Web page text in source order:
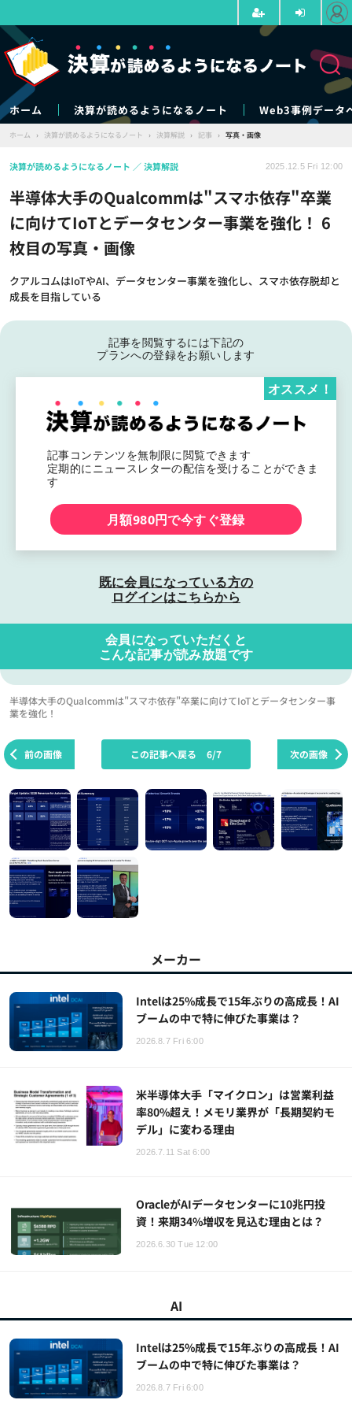
ホーム 決算が読めるようになるノート Web3事例データ
ホーム › 決算が読めるようになるノート › 決算解説 › 記事 › 写真・画像
半導体大手のQualcommは"スマホ依存"卒業
に向けてIoTとデータセンター事業を強化！ 6
枚目の写真・画像
クアルコムはIoTやAI、データセンター事業を強化し、スマホ依存脱却と
成長を目指している
決算が読めるようになるノート 決算解説 2025.12.5 Fri 12:00
記事を閲覧するには下記の
プランへの登録をお願いします
記事コンテンツを無制限に閲覧できます
定期的にニュースレターの配信を受けることができま
す
オススメ！
月額980円で今すぐ登録
既に会員になっている方の
ログインはこちらから
会員になっていただくと
こんな記事が読み放題です
半導体大手のQualcommは"スマホ依存"卒業に向けてIoTとデータセンター事
業を強化！
前の画像 次の画像
この記事へ戻る 6/7
メーカー
Intelは25%成長で15年ぶりの高成長！AI
ブームの中で特に伸びた事業は？
2026.8.7 Fri 6:00
米半導体大手「マイクロン」は営業利益
率80%超え！メモリ業界が「長期契約モ
デル」に変わる理由
2026.7.11 Sat 6:00
OracleがAIデータセンターに10兆円投
資！来期34%増収を見込む理由とは？
2026.6.30 Tue 12:00
AI
Intelは25%成長で15年ぶりの高成長！AI
ブームの中で特に伸びた事業は？
2026.8.7 Fri 6:00